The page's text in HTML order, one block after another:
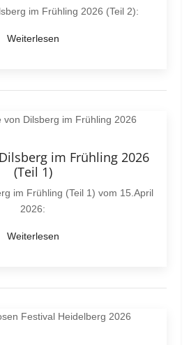
im Frühling 2026 (Teil 2):
Weiterlesen
im Frühling 2026
(Teil 1)
im Frühling (Teil 1) vom 15.April
2026:
Weiterlesen